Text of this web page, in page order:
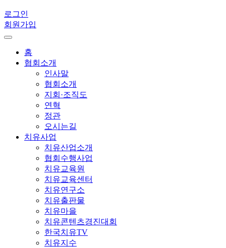
로그인
회원가입
홈
협회소개
인사말
협회소개
지회·조직도
연혁
정관
오시는길
치유사업
치유산업소개
협회수행사업
치유교육원
치유교육센터
치유연구소
치유출판물
치유마을
치유콘텐츠경진대회
한국치유TV
치유지수